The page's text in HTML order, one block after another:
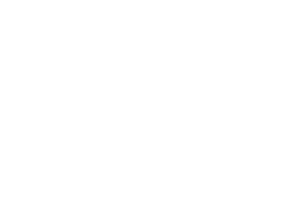
sua equipe
3D
de problemas
do Unity
com suporte especializado